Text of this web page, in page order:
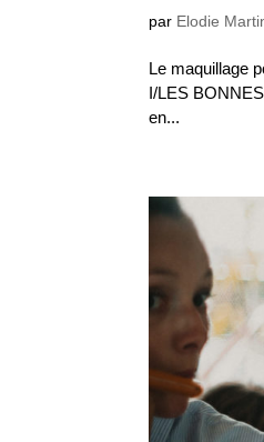
par Elodie
Le maquillage
I/LES
en...